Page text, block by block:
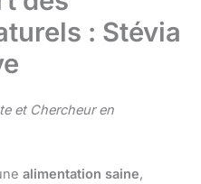
: Stévia
et Chercheur en
alimentation saine,